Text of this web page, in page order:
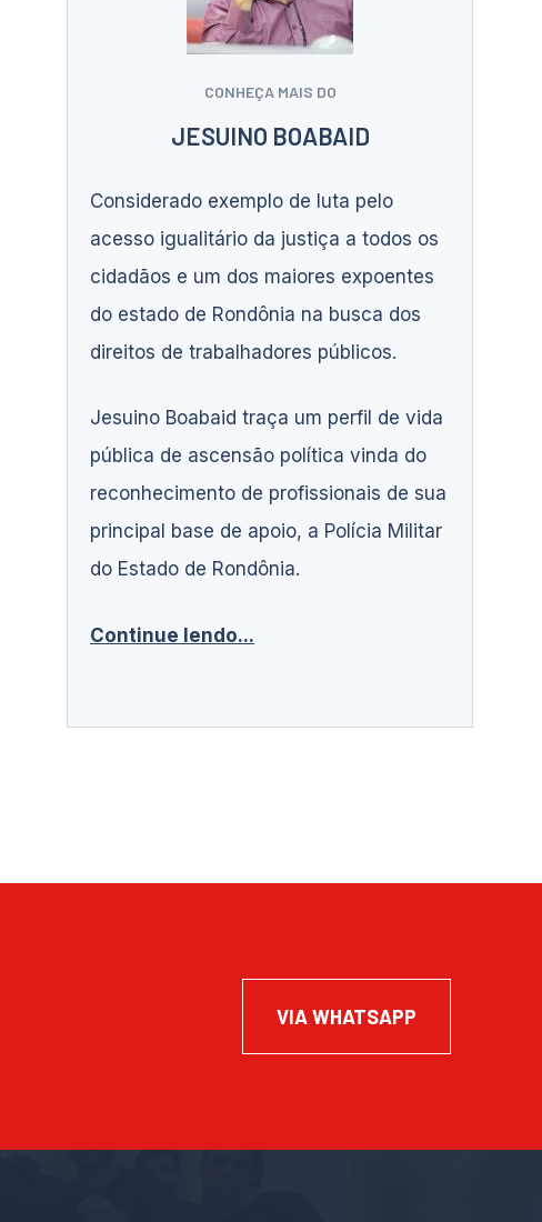
CONHEÇA MAIS DO
JESUINO BOABAID
Considerado exemplo de luta pelo
acesso igualitário da justiça a todos os
cidadãos e um dos maiores expoentes
do estado de Rondônia na busca dos
direitos de trabalhadores públicos.
Jesuino Boabaid traça um perfil de vida
pública de ascensão política vinda do
reconhecimento de profissionais de sua
principal base de apoio, a Polícia Militar
do Estado de Rondônia.
Continue lendo...
VIA WHATSAPP